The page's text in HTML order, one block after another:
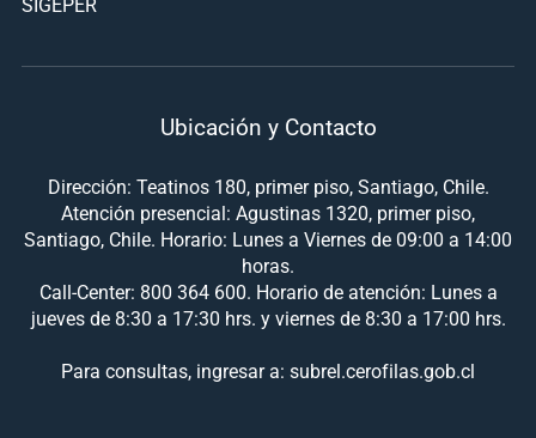
Ubicación y Contacto
Dirección: Teatinos 180, primer piso, Santiago, Chile.
Atención presencial: Agustinas 1320, primer piso,
Santiago, Chile. Horario: Lunes a Viernes de 09:00 a 14:00
horas.
Call-Center: 800 364 600. Horario de atención: Lunes a
jueves de 8:30 a 17:30 hrs. y viernes de 8:30 a 17:00 hrs.
Para consultas, ingresar a: subrel.cerofilas.gob.cl